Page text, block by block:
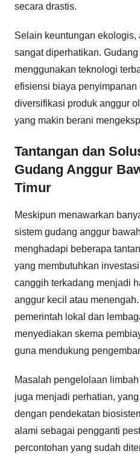
secara drastis.
Selain keuntungan ekologis,
sangat diperhatikan.
menggunakan teknologi
efisiensi biaya penyimpanan
diversifikasi produk anggur
yang makin berani
Tantangan dan
Gudang Anggur
Timur
Meskipun menawarkan
sistem gudang anggur
menghadapi beberapa
yang membutuhkan
canggih terkadang menjadi
anggur kecil atau
pemerintah lokal dan
menyediakan skema
guna mendukung
Masalah pengelolaan
juga menjadi perhatian,
dengan pendekatan
alami sebagai pengganti
percontohan yang sudah